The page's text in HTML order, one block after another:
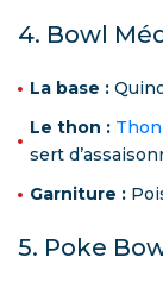
4. Bowl
La base :
Le thon : Thon
sert
Garniture :
5. Poke